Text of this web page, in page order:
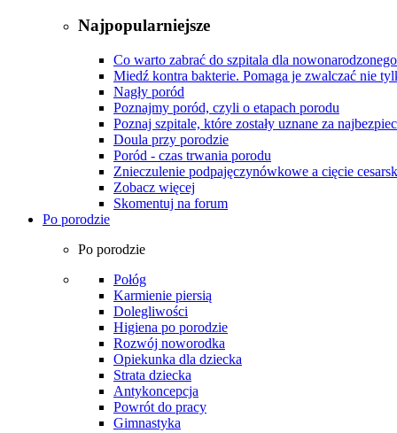
Najpopularniejsze
Co warto zabrać do szpitala dla
Miedź kontra bakterie. Pomaga je zwalczać nie
Nagły poród
Poznajmy poród, czyli o etapach porodu
Poznaj szpitale, które zostały uznane za
Doula przy porodzie
Poród - czas trwania porodu
Znieczulenie podpajęczynówkowe a cięcie
Zobacz więcej
Skomentuj na forum
Po porodzie
Po porodzie
Połóg
Karmienie piersią
Dolegliwości
Higiena po porodzie
Rozwój noworodka
Opiekunka dla dziecka
Strata dziecka
Antykoncepcja
Powrót do pracy
Gimnastyka